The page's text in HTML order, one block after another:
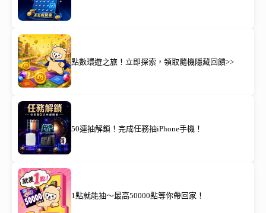
點數環遊之旅！立即探索，領取隨機隱藏回饋>>
50連抽解鎖！完成任務抽iPhone手機！
1點就能抽～最高50000點等你帶回家！